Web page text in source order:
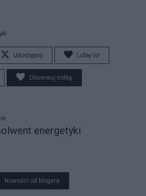
Udostępnij Lubię to!
Obserwuj notkę
energetyki
Nowości od blogera